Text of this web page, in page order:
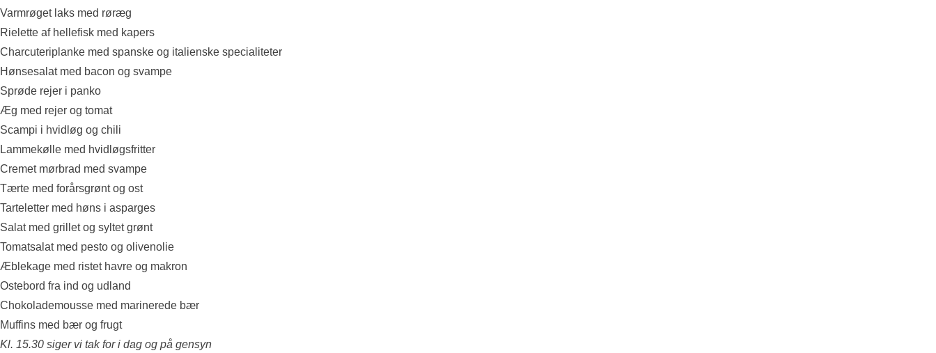
Varmrøget laks med røræg
Rielette af hellefisk med kapers
Charcuteriplanke med spanske og italienske specialiteter
Hønsesalat med bacon og svampe
Sprøde rejer i panko
Æg med rejer og tomat
Scampi i hvidløg og chili
Lammekølle med hvidløgsfritter
Cremet mørbrad med svampe
Tærte med forårsgrønt og ost
Tarteletter med høns i asparges
Salat med grillet og syltet grønt
Tomatsalat med pesto og olivenolie
Æblekage med ristet havre og makron
Ostebord fra ind og udland
Chokolademousse med marinerede bær
Muffins med bær og frugt
Kl. 15.30 siger vi tak for i dag og på gensyn